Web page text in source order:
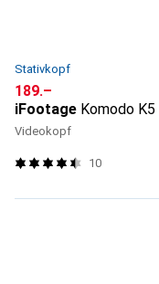
Stativkopf
CHF
189.–
iFootage Komodo K5
Videokopf
10